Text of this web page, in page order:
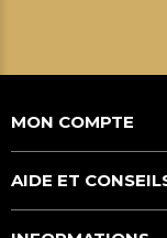
MON COMPTE
AIDE ET